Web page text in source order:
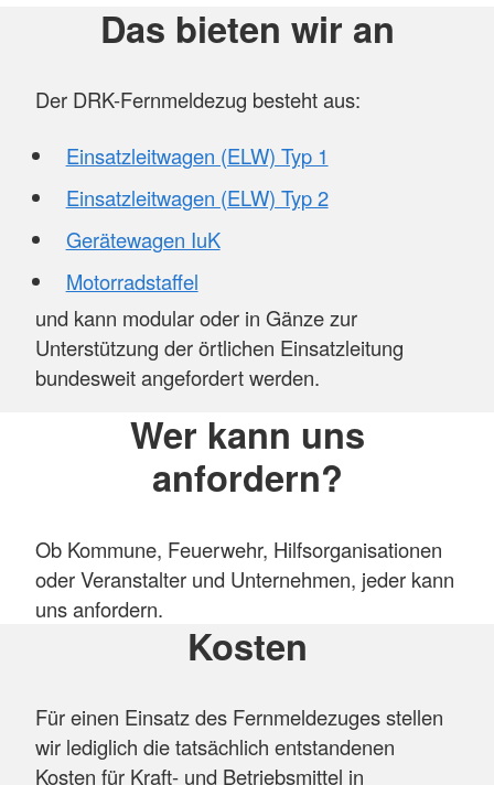
Das bieten wir an
Der DRK-Fernmeldezug besteht aus:
Einsatzleitwagen (ELW) Typ 1
Einsatzleitwagen (ELW) Typ 2
Gerätewagen IuK
Motorradstaffel
und kann modular oder in Gänze zur
Unterstützung der örtlichen Einsatzleitung
bundesweit angefordert werden.
Wer kann uns
anfordern?
Ob Kommune, Feuerwehr, Hilfsorganisationen
oder Veranstalter und Unternehmen, jeder kann
uns anfordern.
Kosten
Für einen Einsatz des Fernmeldezuges stellen
wir lediglich die tatsächlich entstandenen
Kosten für Kraft- und Betriebsmittel in